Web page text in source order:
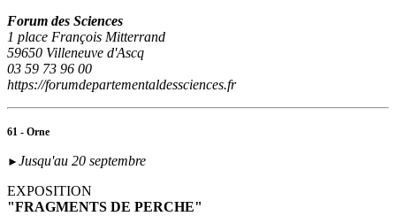
Forum des Sciences
1 place François Mitterrand
59650 Villeneuve d'Ascq
03 59 73 96 00
https://forumdepartementaldessciences.fr
61 - Orne
► Jusqu'au 20 septembre
EXPOSITION
"FRAGMENTS DE PERCHE"